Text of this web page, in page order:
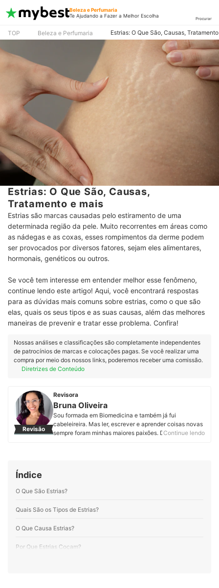
Beleza e Perfumaria
Te Ajudando a Fazer a Melhor Escolha
Procurar
TOP Beleza e Perfumaria Estrias: O Que São, Causas,
Estrias: O Que São, Causas,
Tratamento e mais
Estrias são marcas causadas pelo estiramento de uma
determinada região da pele. Muito recorrentes em áreas como
as nádegas e as coxas, esses rompimentos da derme podem
ser provocados por diversos fatores, sejam eles alimentares,
hormonais, genéticos ou outros.
Se você tem interesse em entender melhor esse fenômeno,
continue lendo este artigo! Aqui, você encontrará respostas
para as dúvidas mais comuns sobre estrias, como o que são
elas, quais os seus tipos e as suas causas, além das melhores
maneiras de prevenir e tratar esse problema. Confira!
Nossas análises e classificações são completamente independentes
de patrocínios de marcas e colocações pagas. Se você realizar uma
compra por meio dos nossos links, poderemos receber uma comissão.
Diretrizes de Conteúdo
Revisão
Revisora
Bruna Oliveira
Sou formada em Biomedicina e também já fui
cabeleireira. Mas ler, escrever e aprender coisas novas
sempre foram minhas maiores paixões. Desde que
entregar informação de qualidade em linguagem clara,
Perfil de Bruna Oliveira
Continue lendo
Índice
O Que São Estrias?
Quais São os Tipos de Estrias?
O Que Causa Estrias?
Por Que Estrias Coçam?